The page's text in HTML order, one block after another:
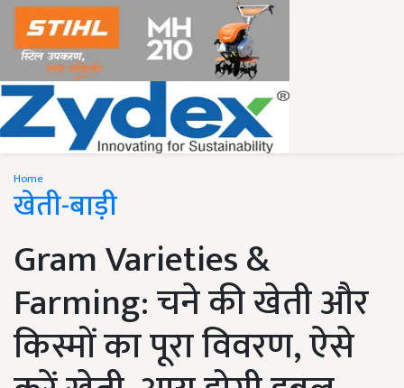
Home
खेती-बाड़ी
Gram Varieties &
Farming: चने की खेती और
किस्मों का पूरा विवरण, ऐसे